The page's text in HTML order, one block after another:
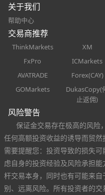
关于我们
帮助中心
交易商推荐
ThinkMarkets XM
FxPro
ICMarkets
AVATRADE
Forex(CAY)
GOMarkets
DukasCopy(
止返佣)
风险警告
保证金交易存在极高的风险
任何高额投资收益的诱导而贸然
需要提醒您：投资导致的损失
虑自身的投资经验及风险承担
杆交易本身，同时也有可能来
别、远离风险。所有投资者的